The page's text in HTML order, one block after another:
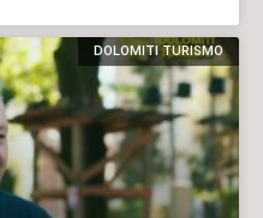
DOLOMITI TURISMO